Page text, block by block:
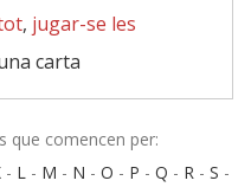
, jugar-se les
carta
que comencen per:
- L - M - N - O - P - Q - R - S -